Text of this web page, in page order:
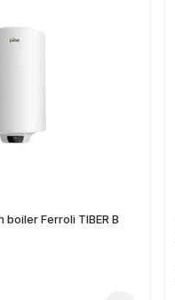
Ferroli TIBER B